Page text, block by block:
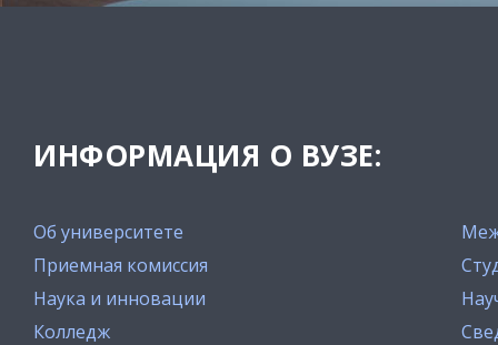
ИНФОРМАЦИЯ О ВУЗЕ:
Об университете
Приемная комиссия
Наука и инновации
Колледж